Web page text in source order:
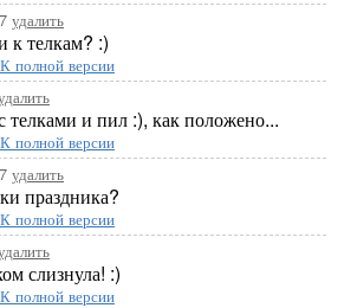
удалить
к телкам? :)
К полной версии
телками и пил :), как положено...
К полной версии
удалить
праздника?
К полной версии
слизнула! :)
К полной версии